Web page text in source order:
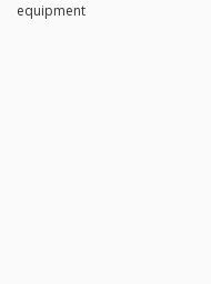
equipment